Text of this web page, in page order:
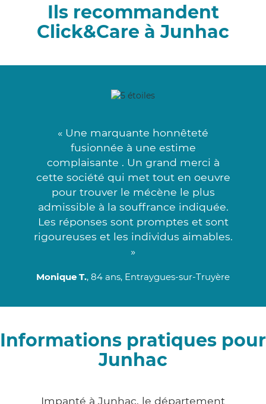
Ils recommandent
Click&Care à Junhac
« Une marquante honnêteté
fusionnée à une estime
complaisante . Un grand merci à
cette société qui met tout en oeuvre
pour trouver le mécène le plus
admissible à la souffrance indiquée.
Les réponses sont promptes et sont
rigoureuses et les individus aimables.
»
Monique T., 84 ans, Entraygues-sur-Truyère
Informations pratiques pour
Junhac
Impanté à Junhac, le département